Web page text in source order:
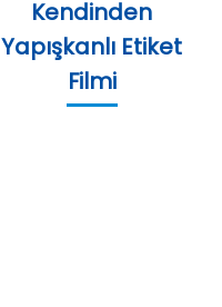
Kendinden
Yapışkanlı Etiket
Filmi